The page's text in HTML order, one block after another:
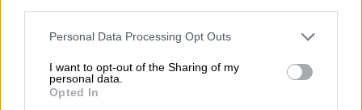
Please note that this website/app uses one or more Google
not limited to your visit or usage behaviour. You may click to
grant or deny consent to Google and its third-party tags to
use your data for below specified purposes in below Google
Personal Data Processing Opt Outs
I want to opt-out of the Sharing of my
personal data.
Opted In